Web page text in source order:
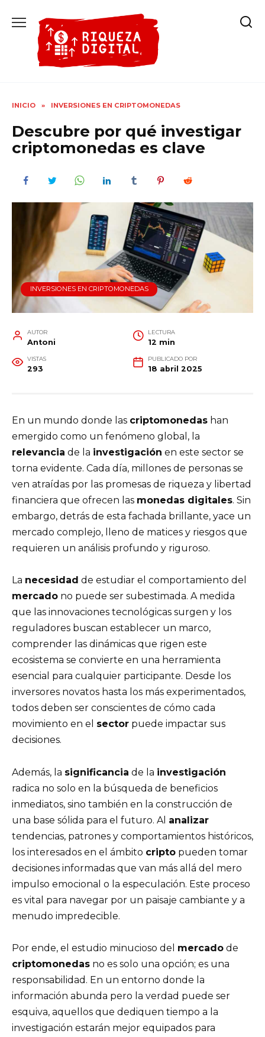
contenido
INICIO » INVERSIONES EN CRIPTOMONEDAS
Descubre por qué investigar
criptomonedas es clave
INVERSIONES EN CRIPTOMONEDAS
AUTOR
Antoni
LECTURA
12 min
VISTAS
293
PUBLICADO POR
18 abril 2025
En un mundo donde las criptomonedas han
emergido como un fenómeno global, la
relevancia de la investigación en este sector se
torna evidente. Cada día, millones de personas se
ven atraídas por las promesas de riqueza y libertad
financiera que ofrecen las monedas digitales. Sin
embargo, detrás de esta fachada brillante, yace un
mercado complejo, lleno de matices y riesgos que
requieren un análisis profundo y riguroso.
La necesidad de estudiar el comportamiento del
mercado no puede ser subestimada. A medida
que las innovaciones tecnológicas surgen y los
reguladores buscan establecer un marco,
comprender las dinámicas que rigen este
ecosistema se convierte en una herramienta
esencial para cualquier participante. Desde los
inversores novatos hasta los más experimentados,
todos deben ser conscientes de cómo cada
movimiento en el sector puede impactar sus
decisiones.
Además, la significancia de la investigación
radica no solo en la búsqueda de beneficios
inmediatos, sino también en la construcción de
una base sólida para el futuro. Al analizar
tendencias, patrones y comportamientos históricos,
los interesados en el ámbito cripto pueden tomar
decisiones informadas que van más allá del mero
impulso emocional o la especulación. Este proceso
es vital para navegar por un paisaje cambiante y a
menudo impredecible.
Por ende, el estudio minucioso del mercado de
criptomonedas no es solo una opción; es una
responsabilidad. En un entorno donde la
información abunda pero la verdad puede ser
esquiva, aquellos que dediquen tiempo a la
investigación estarán mejor equipados para